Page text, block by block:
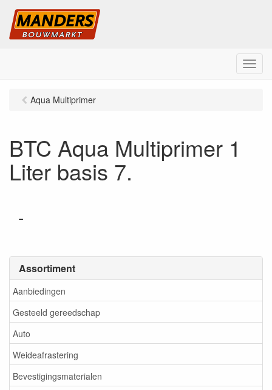
M
e
Assortiment
Aanbiedingen
Gesteeld gereedschap
Auto
Weideafrastering
Bevestigingsmaterialen
Aqua Multiprimer
BTC Aqua Multiprimer 1
Liter basis 7.
-